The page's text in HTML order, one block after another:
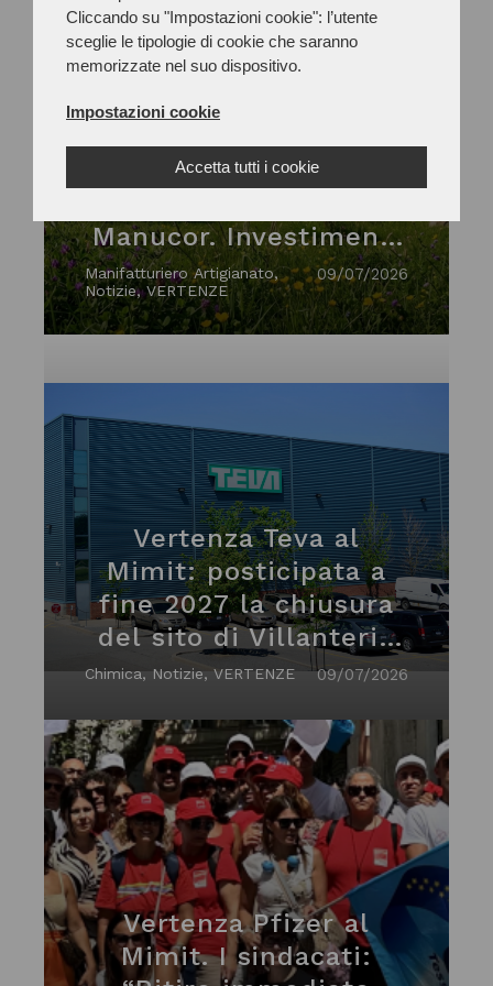
Cliccando su "Impostazioni cookie": l’utente
sceglie le tipologie di cookie che saranno
memorizzate nel suo dispositivo.
Impostazioni cookie
Accetta tutti i cookie
Vertenza Pfizer al
Mimit. I sindacati:
presentato il nuovo
Manucor. Investimenti
per 100 milioni di euro
Manifatturiero Artigianato,
Notizie, VERTENZE
09/07/2026
Vertenza Teva al
Mimit: posticipata a
fine 2027 la chiusura
del sito di Villanterio
(pavia)
Chimica, Notizie, VERTENZE 09/07/2026